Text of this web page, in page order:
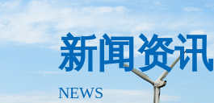
新闻资讯
NEWS